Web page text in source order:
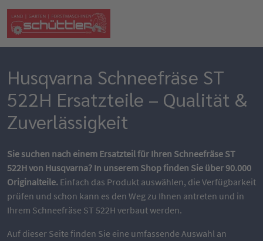
Husqvarna Schneefräse ST
522H Ersatzteile – Qualität &
Zuverlässigkeit
Sie suchen nach einem Ersatzteil für Ihren Schneefräse ST
522H von Husqvarna? In unserem Shop finden Sie über 90.000
Originalteile. Einfach das Produkt auswählen, die Verfügbarkeit
prüfen und schon kann es den Weg zu Ihnen antreten und in
Ihrem Schneefräse ST 522H verbaut werden.
Auf dieser Seite finden Sie eine umfassende Auswahl an